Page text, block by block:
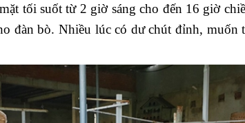
tối suốt từ 2 giờ sáng cho đến 16 giờ
đàn bò. Nhiều lúc có dư chút đỉnh, muốn